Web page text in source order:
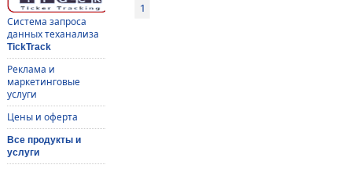
Система запроса
данных теханализа
TickTrack
Реклама и
маркетинговые
услуги
Цены и оферта
Все продукты и
услуги
1